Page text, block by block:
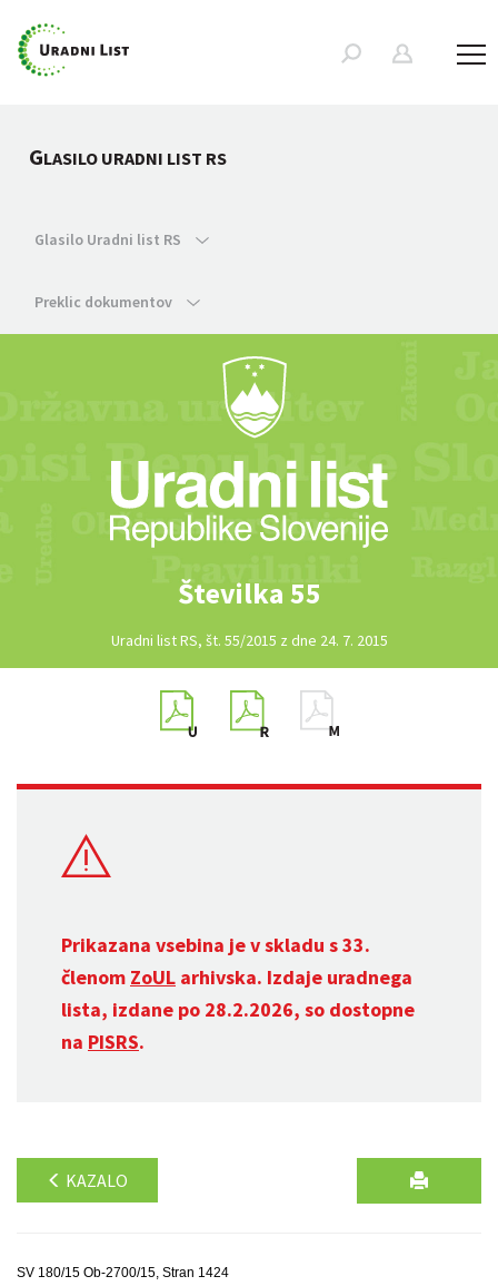
GLASILO URADNI LIST RS
Glasilo Uradni list RS
Preklic dokumentov
Številka 55
Uradni list RS, št. 55/2015 z dne 24. 7. 2015
Prikazana vsebina je v skladu s 33.
členom ZoUL arhivska. Izdaje uradnega
lista, izdane po 28.2.2026, so dostopne
na PISRS.
KAZALO
SV 180/15 Ob-2700/15, Stran 1424